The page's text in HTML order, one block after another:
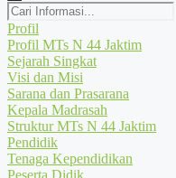
Cari
Informasi...
Profil
Profil MTs N 44 Jaktim
Sejarah Singkat
Visi dan Misi
Sarana dan Prasarana
Kepala Madrasah
Struktur MTs N 44 Jaktim
Pendidik
Tenaga Kependidikan